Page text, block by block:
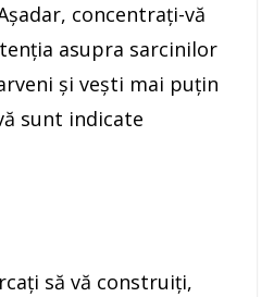
concentraţi-vă
asupra sarcinilor
şi veşti mai puţin
sunt indicate
să vă construiţi,